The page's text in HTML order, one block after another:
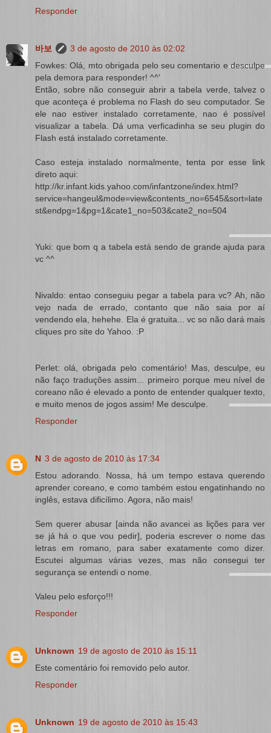
Responder
바보
3 de agosto de 2010 às 02:02
Fowkes: Olá, mto obrigada pelo seu comentario e desculpe
pela demora para responder! ^^'
Então, sobre não conseguir abrir a tabela verde, talvez o
que aconteça é problema no Flash do seu computador. Se
ele nao estiver instalado corretamente, nao é possível
visualizar a tabela. Dá uma verficadinha se seu plugin do
Flash está instalado corretamente.
Caso esteja instalado normalmente, tenta por esse link
direto aqui:
http://kr.infant.kids.yahoo.com/infantzone/index.html?
service=hangeul&mode=view&contents_no=6545&sort=late
st&endpg=1&pg=1&cate1_no=503&cate2_no=504
Yuki: que bom q a tabela está sendo de grande ajuda para
vc ^^
Nivaldo: entao conseguiu pegar a tabela para vc? Ah, não
vejo nada de errado, contanto que não saia por aí
vendendo ela, hehehe. Ela é gratuita... vc so não dará mais
cliques pro site do Yahoo. :P
Perlet: olá, obrigada pelo comentário! Mas, desculpe, eu
não faço traduções assim... primeiro porque meu nível de
coreano não é elevado a ponto de entender qualquer texto,
e muito menos de jogos assim! Me desculpe.
Responder
N 3 de agosto de 2010 às 17:34
Estou adorando. Nossa, há um tempo estava querendo
aprender coreano, e como também estou engatinhando no
inglês, estava dificílimo. Agora, não mais!
Sem querer abusar [ainda não avancei as lições para ver
se já há o que vou pedir], poderia escrever o nome das
letras em romano, para saber exatamente como dizer.
Escutei algumas várias vezes, mas não consegui ter
segurança se entendi o nome.
Valeu pelo esforço!!!
Responder
Unknown 19 de agosto de 2010 às 15:11
Este comentário foi removido pelo autor.
Responder
Unknown 19 de agosto de 2010 às 15:43